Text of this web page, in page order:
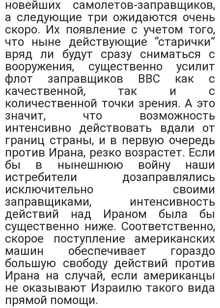
новейших самолетов-заправщиков,
а следующие три ожидаются очень
скоро. Их появление с учетом того,
что ныне действующие “старички”
вряд ли будут сразу сниматься с
вооружения, существенно усилит
флот заправщиков ВВС как с
качественной, так и с
количественной точки зрения. А это
значит, что возможность
интенсивно действовать вдали от
границ страны, и в первую очередь
против Ирана, резко возрастет. Если
бы в нынешнюю войну наши
истребители дозаправлялись
исключительно своими
заправщиками, интенсивность
действий над Ираном была бы
существенно ниже. Соответственно,
скорое поступление американских
машин обеспечивает гораздо
большую свободу действий против
Ирана на случай, если американцы
не оказывают Израилю такого вида
прямой помощи.